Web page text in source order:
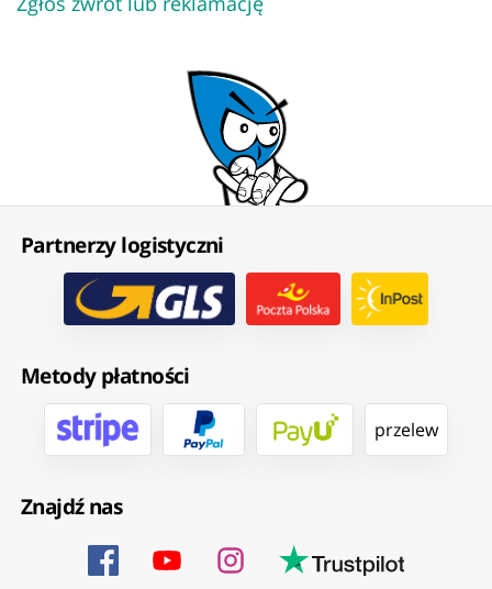
Partnerzy logistyczni
Metody płatności
przelew
Znajdź nas